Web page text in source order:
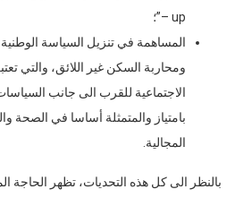
– up”؛
المساهمة في تنزيل السياسة
ومحاربة السكن غير اللائق، والتي
الاجتماعية للقرب الى جانب
بامتياز والمتمثلة أساسا في الصحة
المجالية.
بالنظر الى كل هذه التحديات، تظهر الحاجة